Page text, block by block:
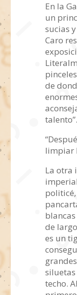
En la
un
sucias
Caro
de
talento”.
limpiar
La otra
de
es un
techo.